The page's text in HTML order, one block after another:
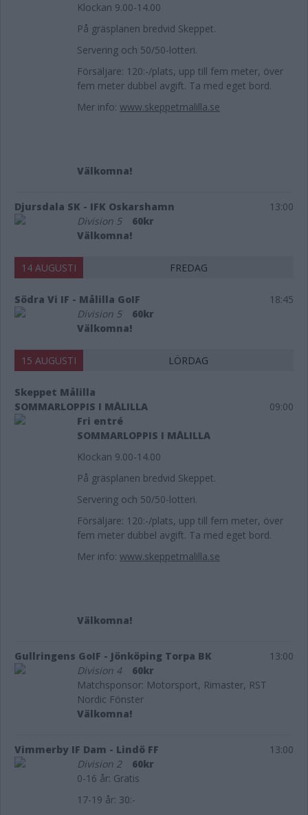
Klockan 9.00-14.00
På gräsplanen bredvid Skeppet.
Servering och 50/50-lotteri.
Försäljare: 120:-/plats, upp till fem meter, över
fem meter dubbel avgift. Ta med eget bord.
Mer info:www.skeppetmalilla.se
Välkomna!
Djursdala SK - IFK Oskarshamn
13:00
Division 5
60kr
Välkomna!
14 AUGUSTI FREDAG
Södra Vi IF - Målilla GoIF
18:45
Division 5
60kr
Välkomna!
15 AUGUSTI LÖRDAG
Skeppet Målilla
SOMMARLOPPIS I MÅLILLA
09:00
Fri entré
SOMMARLOPPIS I MÅLILLA
Klockan 9.00-14.00
På gräsplanen bredvid Skeppet.
Servering och 50/50-lotteri.
Försäljare: 120:-/plats, upp till fem meter, över
fem meter dubbel avgift. Ta med eget bord.
Mer info:www.skeppetmalilla.se
Välkomna!
Gullringens GoIF - Jönköping Torpa BK
13:00
Division 4
60kr
Matchsponsor: Motorsport, Rimaster, RST
Nordic Fönster
Välkomna!
Vimmerby IF Dam - Lindö FF
13:00
Division 2
60kr
0-16 år: Gratis
17-19 år: 30:-